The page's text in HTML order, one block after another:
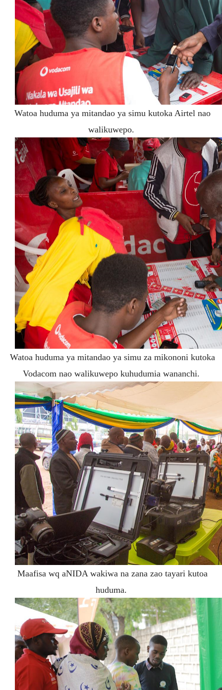
Watoa huduma ya mitandao ya simu kutoka Airtel nao
walikuwepo.
Watoa huduma ya mitandao ya simu za mikononi kutoka
Vodacom nao walikuwepo kuhudumia wananchi.
Maafisa wq aNIDA wakiwa na zana zao tayari kutoa
huduma.